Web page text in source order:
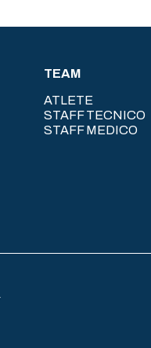
TEAM
ATLETE
STAFF TECNICO
STAFF MEDICO